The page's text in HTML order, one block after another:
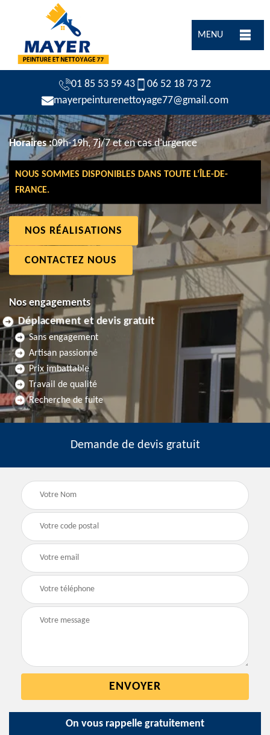
MENU
01 85 53 59 43
06 52 18 73 72
mayerpeinturenettoyage77@gmail.com
Horaires :09h-19h, 7j/7 et en cas d’urgence
NOUS SOMMES DISPONIBLES DANS TOUTE L’ÎLE-DE-
FRANCE.
NOS RÉALISATIONS
CONTACTEZ NOUS
Nos engagements
Déplacement et devis gratuit
Sans engagement
Artisan passionné
Prix imbattable
Travail de qualité
Recherche de fuite
Demande de devis gratuit
On vous rappelle gratuitement